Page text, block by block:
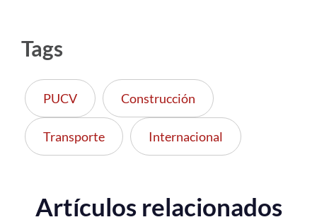
Tags
PUCV Construcción
Transporte Internacional
Artículos relacionados